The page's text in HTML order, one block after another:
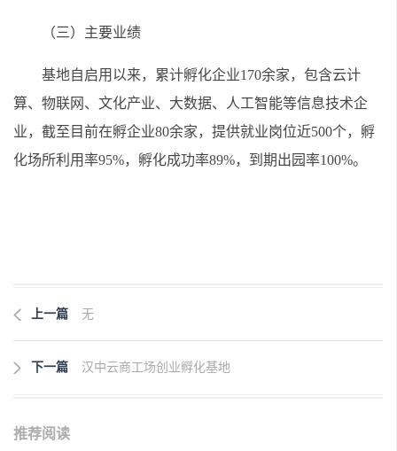
（三）主要业绩
基地自启用以来，累计孵化企业170余家，包含云计
算、物联网、文化产业、大数据、人工智能等信息技术企
业，截至目前在孵企业80余家，提供就业岗位近500个，孵
化场所利用率95%，孵化成功率89%，到期出园率100%。
上一篇 无
下一篇 汉中云商工场创业孵化基地
推荐阅读